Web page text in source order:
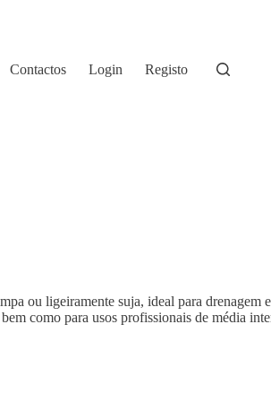
Contactos Login Registo
ou ligeiramente suja, ideal para drenagem
como para usos profissionais de média